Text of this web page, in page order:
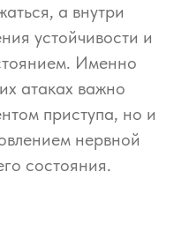
а внутри
устойчивости и
Именно
атаках важно
приступа, но и
нервной
состояния.